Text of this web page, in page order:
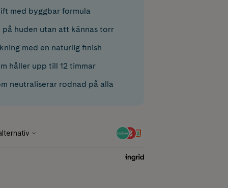
med byggbar formula
på huden utan att kännas torr
med en naturlig finish
håller upp till 12 timmar
neutraliserar rodnad på alla